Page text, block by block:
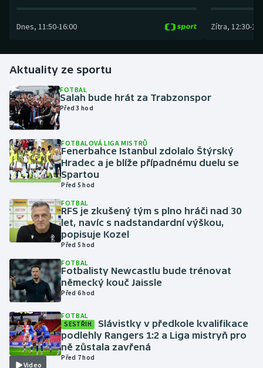
Golf
Gymnastika
Házená
Jezdectví
Judo
Krasobruslení
Lezení
Lyže a snowboard
Moderní pětiboj
Motorsport
Olympijské hry
Dnes, 11:50-16:00 Zítra, 12:30-
Aktuality ze sportu
FOTBAL
Salah bude hrát za Trabzonspor
Před 3 hod
FOTBALOVÁ LIGA MISTRŮ
Fenerbahce Istanbul zdolalo Štýrský
Hradec a je blíže případnému duelu se
Spartou
Před 5 hod
FOTBAL
RFS je zkušený tým s plno hráči nad 30
let, navíc s nadstandardní výškou,
popisuje Kozel
Před 5 hod
FOTBAL
Fotbalisty Newcastlu bude trénovat
německý kouč Jaissle
Před 6 hod
Video
FOTBAL
SESTŘIH
Slávistky v předkole kvalifikace
podlehly Rangers 1:2 a Liga mistryň pro
ně zůstala zavřená
Před 7 hod